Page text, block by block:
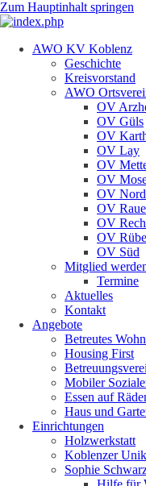
Zum Hauptinhalt springen
AWO KV Koblenz
Geschichte
Kreisvorstand
AWO
OV
OV Güls
OV
OV Lay
OV
OV
OV Nord
OV
OV
OV
OV Süd
Mitglied
Termine
Aktuelles
Kontakt
Angebote
Betreutes
Housing First
Mobiler
Essen auf
Haus und
Einrichtungen
Holzwerkstatt
Koblenzer
Sophie